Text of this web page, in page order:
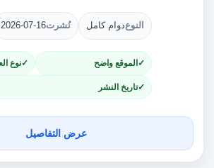
النوعدوام كامل نُشرت2026-07-16
الموقع واضح نوع
تاريخ النشر
عرض التفاصيل